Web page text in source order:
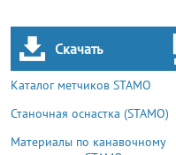
Скачать
Каталог метчиков STAMO
Станочная оснастка (STAMO)
Материалы по канавочному